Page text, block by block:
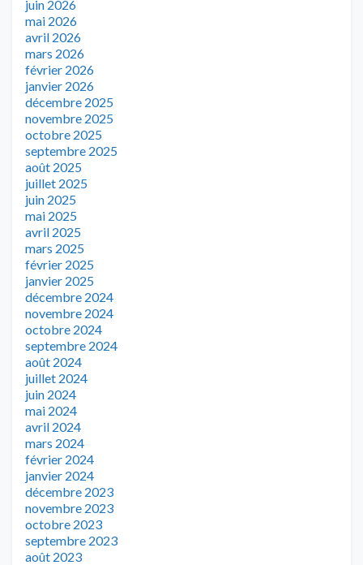
juin 2026
mai 2026
avril 2026
mars 2026
février 2026
janvier 2026
décembre 2025
novembre 2025
octobre 2025
septembre 2025
août 2025
juillet 2025
juin 2025
mai 2025
avril 2025
mars 2025
février 2025
janvier 2025
décembre 2024
novembre 2024
octobre 2024
septembre 2024
août 2024
juillet 2024
juin 2024
mai 2024
avril 2024
mars 2024
février 2024
janvier 2024
décembre 2023
novembre 2023
octobre 2023
septembre 2023
août 2023